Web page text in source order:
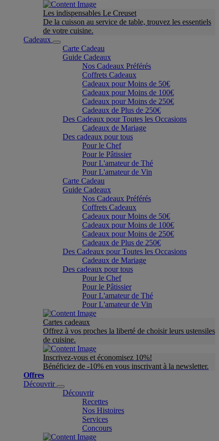
Les indispensables Le Creuset
De la cuisson au service de table, trouvez les essentiels
de votre cuisine.
Cadeaux
Carte Cadeau
Guide Cadeaux
Nos Cadeaux Préférés
Coffrets Cadeaux
Cadeaux pour Moins de 50€
Cadeaux pour Moins de 100€
Cadeaux pour Moins de 250€
Cadeaux de Plus de 250€
Des Cadeaux pour Toutes les Occasions
Cadeaux de Mariage
Des cadeaux pour tous
Pour le Chef
Pour le Pâtissier
Pour L'amateur de Thé
Pour L'amateur de Vin
Carte Cadeau
Guide Cadeaux
Nos Cadeaux Préférés
Coffrets Cadeaux
Cadeaux pour Moins de 50€
Cadeaux pour Moins de 100€
Cadeaux pour Moins de 250€
Cadeaux de Plus de 250€
Des Cadeaux pour Toutes les Occasions
Cadeaux de Mariage
Des cadeaux pour tous
Pour le Chef
Pour le Pâtissier
Pour L'amateur de Thé
Pour L'amateur de Vin
Cartes cadeaux
Offrez à vos proches la liberté de choisir leurs ustensiles
de cuisine.
Inscrivez-vous et économisez 10%!
Bénéficiez de -10% en vous inscrivant à la newsletter.
Offres
Découvrir
Découvrir
Recettes
Nos Histoires
Services
Concours